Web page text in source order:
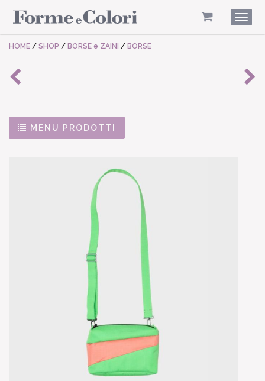
HOME / SHOP / BORSE e ZAINI / BORSE
MENU PRODOTTI